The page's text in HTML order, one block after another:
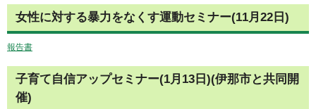
女性に対する暴力をなくす運動セミナー(11月22日)
報告書
子育て自信アップセミナー(1月13日)(伊那市と共同開
催)